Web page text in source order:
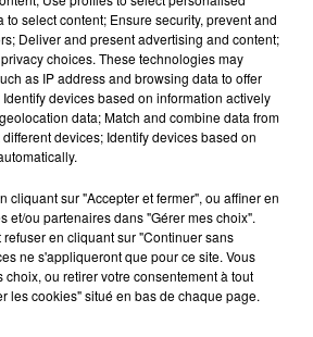
18 mai 2024 à 14h00
18 mai 2024 à 18h00
19 mai 2024 à 10h00
19 mai 2024 à 18h00
20 mai 2024 à 10h00
to select content; Ensure security, prevent and
Deliver and present advertising and content;
choices. These technologies may
as IP address and browsing data to offer
devices based on information actively
data; Match and combine data from
devices; Identify devices based on
cliquant sur "Accepter et fermer", ou affiner en
et/ou partenaires dans "Gérer mes choix".
en cliquant sur "Continuer sans
ne s'appliqueront que pour ce site. Vous
choix, ou retirer votre consentement à tout
les cookies" situé en bas de chaque page.